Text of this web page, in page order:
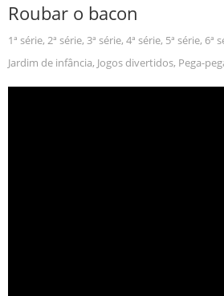
Roubar o bacon
1ª série, 2ª série, 3ª série, 4ª série, 5ª série, 6ª
Jardim de infância, Jogos divertidos, Pega-